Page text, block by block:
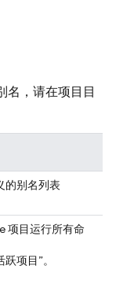
名，请在项目目
的别名列表
项目运行所有命
项目”。